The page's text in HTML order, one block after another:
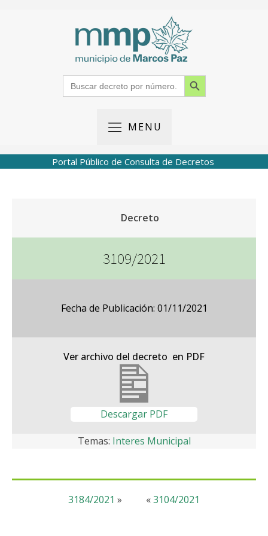
Search
for:
Search Button
MENU
Portal Público de Consulta de Decretos
Decreto
3109/2021
Fecha de Publicación: 01/11/2021
Ver archivo del decreto en PDF
Descargar PDF
Temas: Interes Municipal
«3104/2021
3184/2021 »